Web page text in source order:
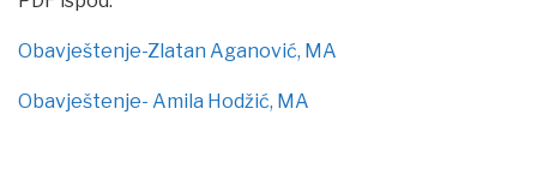
Obavještenje-Zlatan Aganović, MA
Obavještenje- Amila Hodžić, MA